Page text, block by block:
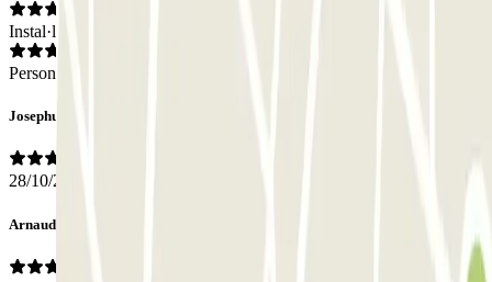
Instal·lacions
Personal
Josephus
28/10/2019
Arnaud